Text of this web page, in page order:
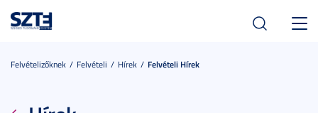
Felvételizőknek Felvételi Hírek Felvételi Hírek